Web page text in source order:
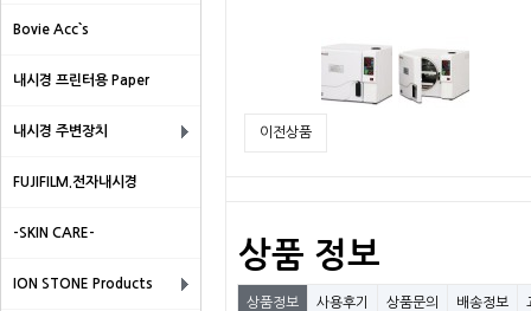
Bovie Acc`s
내시경 프린터용 Paper
내시경 주변장치
FUJIFILM.전자내시경
-SKIN CARE-
ION STONE Products
이전상품
상품 정보
상품정보 사용후기 상품문의 배송정보